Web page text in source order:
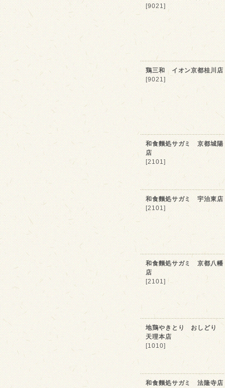
[9021]
鶏三和 イオン京都桂川店
[9021]
和食麵処サガミ 京都城陽
店
[2101]
和食麵処サガミ 宇治東店
[2101]
和食麵処サガミ 京都八幡
店
[2101]
地鶏やきとり おしどり
天理本店
[1010]
和食麵処サガミ 法隆寺店